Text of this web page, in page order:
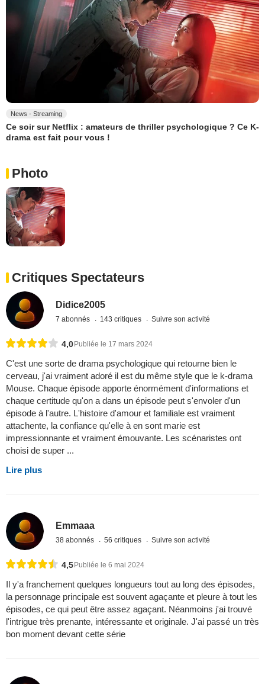
News - Streaming
Ce soir sur Netflix : amateurs de thriller psychologique ? Ce K-
drama est fait pour vous !
Photo
Critiques Spectateurs
Didice2005
7 abonnés 143 critiques Suivre son activité
4,0Publiée le 17 mars 2024
C'est une sorte de drama psychologique qui retourne bien le
cerveau, j'ai vraiment adoré il est du même style que le k-drama
Mouse. Chaque épisode apporte énormément d'informations et
chaque certitude qu'on a dans un épisode peut s'envoler d'un
épisode à l'autre. L'histoire d'amour et familiale est vraiment
attachente, la confiance qu'elle à en sont marie est
impressionnante et vraiment émouvante. Les scénaristes ont
choisi de super ...
Lire plus
Emmaaa
38 abonnés 56 critiques Suivre son activité
4,5 Publiée le 6 mai 2024
Il y'a franchement quelques longueurs tout au long des épisodes,
la personnage principale est souvent agaçante et pleure à tout les
épisodes, ce qui peut être assez agaçant. Néanmoins j'ai trouvé
l'intrigue très prenante, intéressante et originale. J'ai passé un très
bon moment devant cette série